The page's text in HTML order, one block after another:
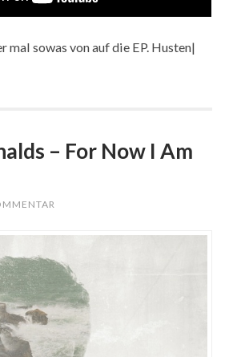
mal sowas von auf die EP. Husten|
– For Now I Am